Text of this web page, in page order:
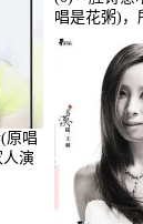
原唱
演
唱是花粥)，
播:80720次